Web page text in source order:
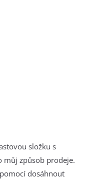
složku s
můj způsob prodeje.
dosáhnout